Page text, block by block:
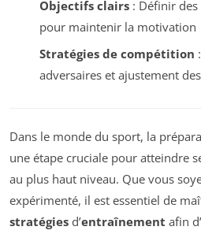
Objectifs clairs: Définir des
pour maintenir la motivation
Stratégies de compétition
adversaires et ajustement
Dans le monde du sport, la
une étape cruciale pour atteindre
au plus haut niveau. Que vous
expérimenté, il est essentiel de
stratégies d’entraînement afin